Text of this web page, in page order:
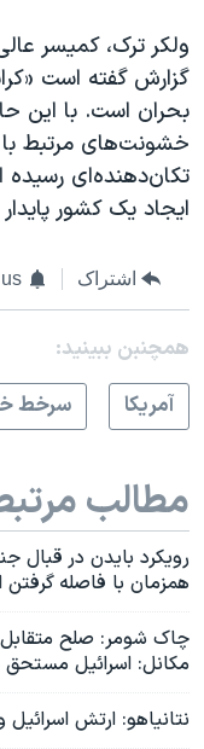
ولکر ترک، کمیسر
گزارش گفته است
بحران است. با این
خشونت‌های مرتبط
تکان‌دهنده‌ای
ایجاد یک کشور
اشتراک
همچنبن ببینید:
آمريکا
سرخط
مطالب
رویکرد بایدن در قبال
همزمان با فاصله گرفتن
چاک شومر: صلح
مکانل: اسرائیل مستحق
نتانیاهو: ارتش